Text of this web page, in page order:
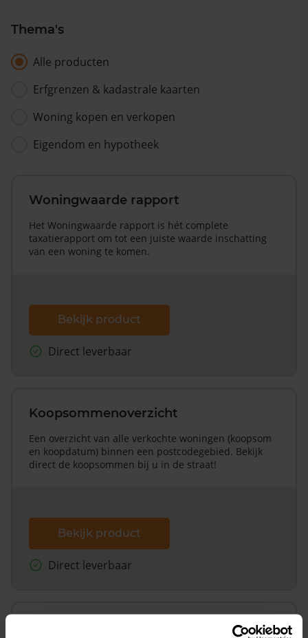
Thema's
Alle producten
Erfgrenzen & kadastrale kaarten
Woning kopen en verkopen
Eigendom en hypotheek
Woningwaarde rapport
Het Woningwaarde rapport is hét complete
taxatierapport om tot een juiste waarde inschatting
van een woning te komen.
Bekijk product
Direct leverbaar
Koopsommenoverzicht
Een overzicht van alle verkochte woningen (koopsom
en koopdatum) binnen een postcodegebied. Bekijk
direct de koopsommen bij u in de straat!
Bekijk product
Direct leverbaar
Koopsommenoverzicht (1 jaar gratis